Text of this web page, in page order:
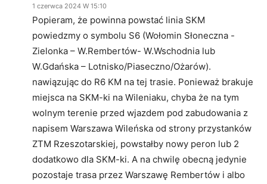
1 czerwca 2024 W 15:10
Popieram, że powinna powstać linia SKM
powiedzmy o symbolu S6 (Wołomin Słoneczna -
Zielonka – W.Rembertów- W.Wschodnia lub
W.Gdańska – Lotnisko/Piaseczno/Ożarów).
nawiązując do R6 KM na tej trasie. Ponieważ brakuje
miejsca na SKM-ki na Wileniaku, chyba że na tym
wolnym terenie przed wjazdem pod zabudowania z
napisem Warszawa Wileńska od strony przystanków
ZTM Rzeszotarskiej, powstałby nowy peron lub 2
dodatkowo dla SKM-ki. A na chwilę obecną jedynie
pozostaje trasa przez Warszawę Rembertów i albo